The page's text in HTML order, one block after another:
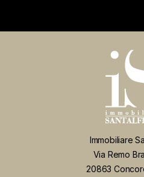
Immobiliare
Via Remo
20863